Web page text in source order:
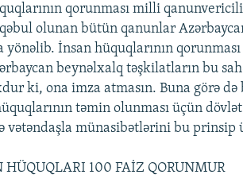
qorunması milli
olunan bütün qanunlar
yönəlib. İnsan hüquqlarının
beynəlxalq təşkilatların bu
ki, ona imza atmasın. Buna görə
təmin olunması üçün
vətəndaşla münasibətlərini bu prinsip
100 FAİZ QORUNMUR